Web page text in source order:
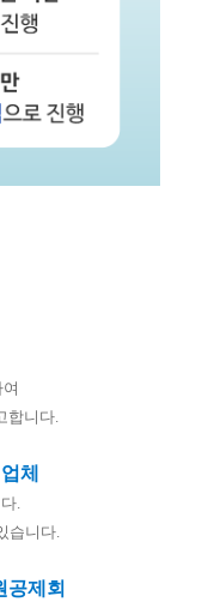
합니다.
체
.
습니다.
공제회